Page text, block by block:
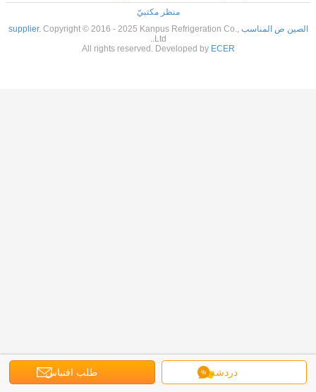
دردشة طلب اقتباس
منظر مكتبيّ
الصين ص المناسب supplier.Copyright © 2016 - 2025 Kanpus Refrigeration Co.,
Ltd..
All rights reserved. Developed by ECER